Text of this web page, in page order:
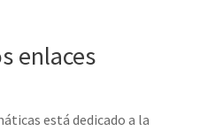
enlaces
está dedicado a la